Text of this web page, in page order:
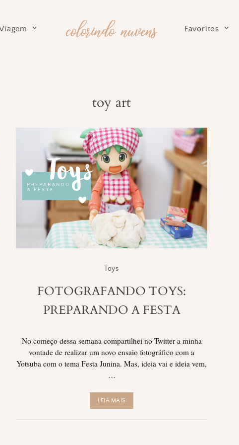
Favoritos
toy art
Toys
FOTOGRAFANDO TOYS:
PREPARANDO A FESTA
No começo dessa semana compartilhei no Twitter a minha
vontade de realizar um novo ensaio fotográfico com a
Yotsuba com o tema Festa Junina. Mas, ideia vai e ideia vem,
…
LEIA MAIS